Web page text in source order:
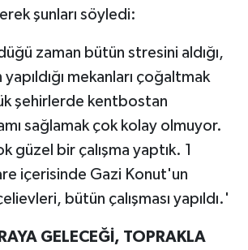
şunları söyledi:
zaman bütün stresini aldığı,
mekanları çoğaltmak
şehirlerde kentbostan
sağlamak çok kolay olmuyor.
güzel bir çalışma yaptık. 1
içerisinde Gazi Konut'un
bütün çalışması yapıldı.'
GELECEĞİ, TOPRAKLA